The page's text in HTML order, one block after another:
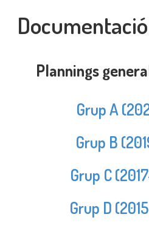
Plannings
Grup A
Grup B
Grup C
Grup D